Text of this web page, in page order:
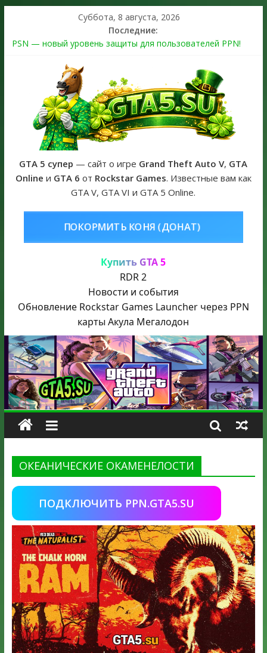
Суббота, 8 августа, 2026
Последние:
PSN — новый уровень защиты для пользователей PPN!
The Kortz Center Heist выйдет в GTA Online уже 14 июля
Регистрация в Rockstar Games Social Club ошибка #1.500.7:
как зарегистрировать аккаунт и войти без проблем в 2026
Получайте особые награды в GTA Online по программе
Fine Art Collector
GTA 6 официальная обложка игры и Предзаказ Grand Theft
Auto VI
GTA 5 супер — сайт о игре Grand Theft Auto V, GTA
Online и GTA 6 от Rockstar Games. Известные вам как
GTA V, GTA VI и GTA 5 Online.
(ДОНАТ) КУПИТЬ GTA 5
Купить GTA 5
RDR 2
Новости и события
Обновление Rockstar Games Launcher через PPN
карты Акула Мегалодон
ОКЕАНИЧЕСКИЕ ОКАМЕНЕЛОСТИ
ПОДКЛЮЧИТЬ PPN.GTA5.SU